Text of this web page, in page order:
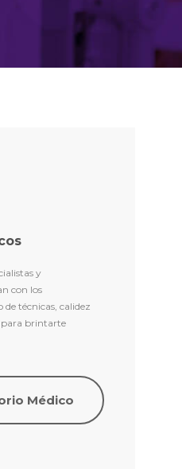
y
con los
técnicas, calidez
para brintarte
Médico